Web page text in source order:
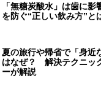
「無糖炭酸水」は歯に
を防ぐ“正しい飲み方”と
夏の旅行や帰省で「身近
はなぜ？ 解決テクニッ
ーが解説